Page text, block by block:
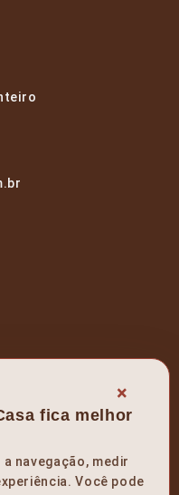
×
fica melhor
navegação, medir
Você pode